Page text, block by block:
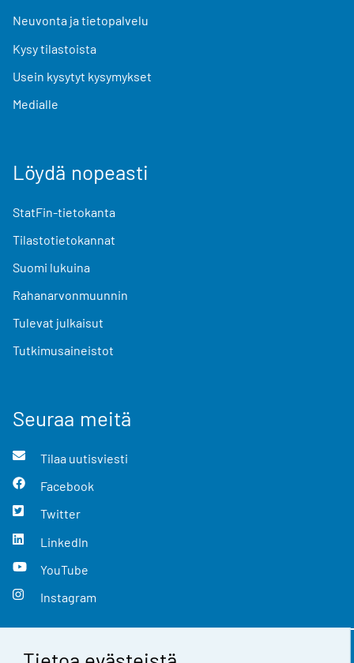
Neuvonta ja tietopalvelu
Kysy tilastoista
Usein kysytyt kysymykset
Medialle
Löydä nopeasti
StatFin-tietokanta
Tilastotietokannat
Suomi lukuina
Rahanarvonmuunnin
Tulevat julkaisut
Tutkimusaineistot
Seuraa meitä
Tilaa uutisviesti
Facebook
Twitter
LinkedIn
YouTube
Instagram